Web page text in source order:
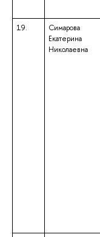
19.
Симарова
Екатерина
Николаевна